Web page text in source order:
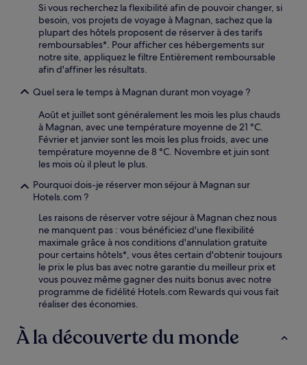
Si vous recherchez la flexibilité afin de pouvoir changer, si
besoin, vos projets de voyage à Magnan, sachez que la
plupart des hôtels proposent de réserver à des tarifs
remboursables*. Pour afficher ces hébergements sur
notre site, appliquez le filtre Entièrement remboursable
afin d'affiner les résultats.
Quel sera le temps à Magnan durant mon voyage ?
Août et juillet sont généralement les mois les plus chauds
à Magnan, avec une température moyenne de 21 °C.
Février et janvier sont les mois les plus froids, avec une
température moyenne de 8 °C. Novembre et juin sont
les mois où il pleut le plus.
Pourquoi dois-je réserver mon séjour à Magnan sur
Hotels.com ?
Les raisons de réserver votre séjour à Magnan chez nous
ne manquent pas : vous bénéficiez d'une flexibilité
maximale grâce à nos conditions d'annulation gratuite
pour certains hôtels*, vous êtes certain d'obtenir toujours
le prix le plus bas avec notre garantie du meilleur prix et
vous pouvez même gagner des nuits bonus avec notre
programme de fidélité Hotels.com Rewards qui vous fait
réaliser des économies.
À la découverte du monde